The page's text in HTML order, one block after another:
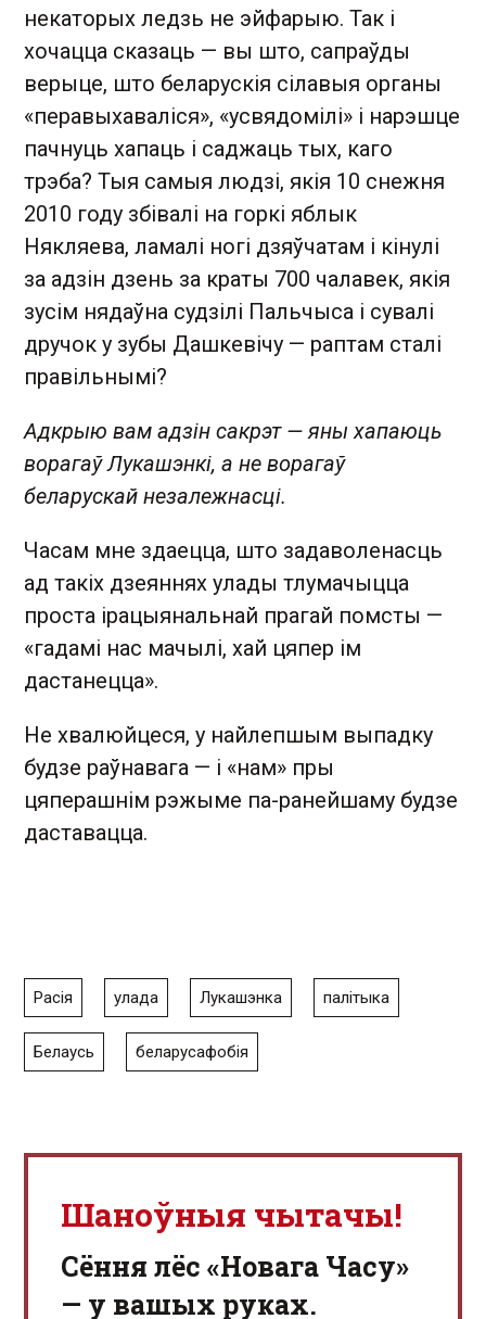
некаторых ледзь не эйфарыю. Так і
хочацца сказаць — вы што, сапраўды
верыце, што беларускія сілавыя органы
«перавыхаваліся», «усвядомілі» і нарэшце
пачнуць хапаць і саджаць тых, каго
трэба? Тыя самыя людзі, якія 10 снежня
2010 году збівалі на горкі яблык
Някляева, ламалі ногі дзяўчатам і кінулі
за адзін дзень за краты 700 чалавек, якія
зусім нядаўна судзілі Пальчыса і сувалі
дручок у зубы Дашкевічу — раптам сталі
правільнымі?
Адкрыю вам адзін сакрэт — яны хапаюць
ворагаў Лукашэнкі, а не ворагаў
беларускай незалежнасці.
Часам мне здаецца, што задаволенасць
ад такіх дзеяннях улады тлумачыцца
проста ірацыянальнай прагай помсты —
«гадамі нас мачылі, хай цяпер ім
дастанецца».
Не хвалюйцеся, у найлепшым выпадку
будзе раўнавага — і «нам» пры
цяперашнім рэжыме па-ранейшаму будзе
даставацца.
Расія улада Лукашэнка палітыка
Белаусь беларусафобія
Шаноўныя чытачы!
Сёння лёс «Новага Часу»
— у вашых руках.